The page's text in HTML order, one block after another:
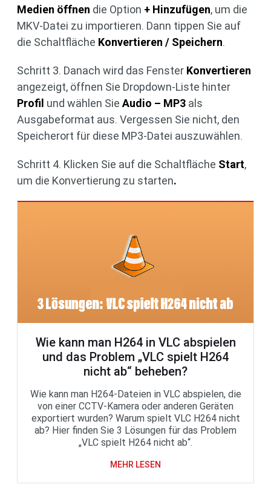
Medien öffnen die Option + Hinzufügen, um die
MKV-Datei zu importieren. Dann tippen Sie auf
die Schaltfläche Konvertieren / Speichern.
Schritt 3. Danach wird das Fenster Konvertieren
angezeigt, öffnen Sie Dropdown-Liste hinter
Profil und wählen Sie Audio – MP3 als
Ausgabeformat aus. Vergessen Sie nicht, den
Speicherort für diese MP3-Datei auszuwählen.
Schritt 4. Klicken Sie auf die Schaltfläche Start,
um die Konvertierung zu starten.
Wie kann man H264 in VLC abspielen
und das Problem „VLC spielt H264
nicht ab“ beheben?
Wie kann man H264-Dateien in VLC abspielen, die
von einer CCTV-Kamera oder anderen Geräten
exportiert wurden? Warum spielt VLC H264 nicht
ab? Hier finden Sie 3 Lösungen für das Problem
„VLC spielt H264 nicht ab“.
MEHR LESEN